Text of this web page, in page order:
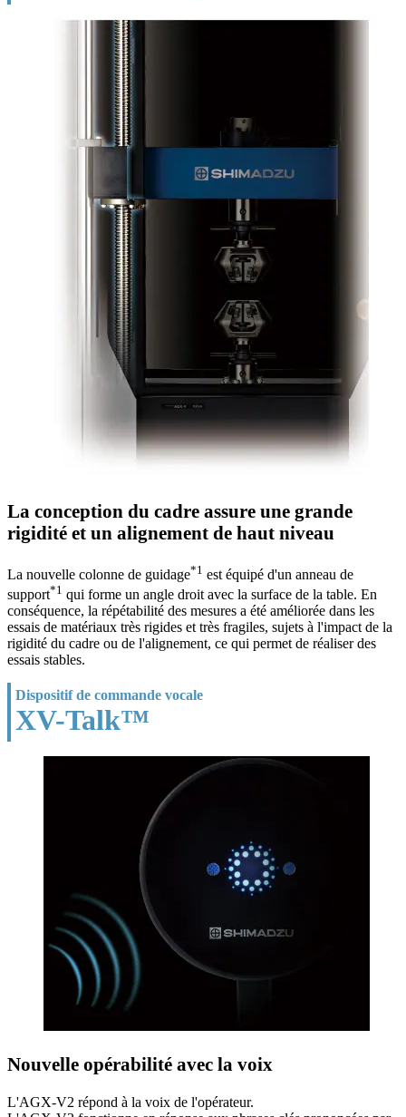
La conception du cadre assure une grande
rigidité et un alignement de haut niveau
La nouvelle colonne de guidage*1 est équipé d'un anneau de
support*1 qui forme un angle droit avec la surface de la table. En
conséquence, la répétabilité des mesures a été améliorée dans les
essais de matériaux très rigides et très fragiles, sujets à l'impact de la
rigidité du cadre ou de l'alignement, ce qui permet de réaliser des
essais stables.
Dispositif de commande vocale
XV-Talk™
Nouvelle opérabilité avec la voix
L'AGX-V2 répond à la voix de l'opérateur.